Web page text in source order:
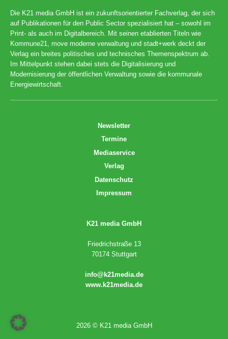
Die K21 media GmbH ist ein zukunftsorientierter Fachverlag, der sich
auf Publikationen für den Public Sector spezialisiert hat – sowohl im
Print- als auch im Digitalbereich. Mit seinen etablierten Titeln wie
Kommune21, move moderne verwaltung und stadt+werk deckt der
Verlag ein breites politisches und technisches Themenspektrum ab.
Im Mittelpunkt stehen dabei stets die Digitalisierung und
Modernisierung der öffentlichen Verwaltung sowie die kommunale
Energiewirtschaft.
Newsletter
Termine
Mediaservice
Verlag
Datenschutz
Impressum
K21 media GmbH
Friedrichstraße 13
70174 Stuttgart
info@k21media.de
www.k21media.de
2026 © K21 media GmbH